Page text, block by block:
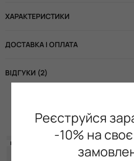
ХАРАКТЕРИСТИКИ
ДОСТАВКА І ОПЛАТА
ВІДГУКИ (2)
Доповніть
НОВИНКА
Реєструйся
-10% на